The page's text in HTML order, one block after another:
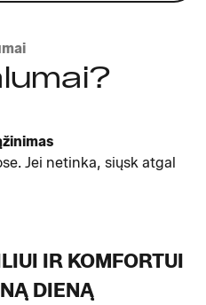
metu
o apmokėkite tik kai
IR KOMFORTUI
DIENĄ